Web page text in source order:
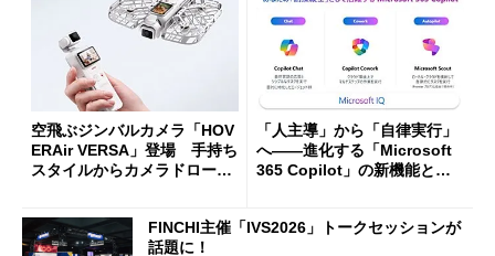
空飛ぶジンバルカメラ「HOV
ERAir VERSA」登場 手持ち
スタイルからカメラドローン
「人主導」から「自律実行」
へ――進化する「Microsoft
365 Copilot」の新機能とエ
FINCHI主催「IVS2026」トークセッションが
話題に！